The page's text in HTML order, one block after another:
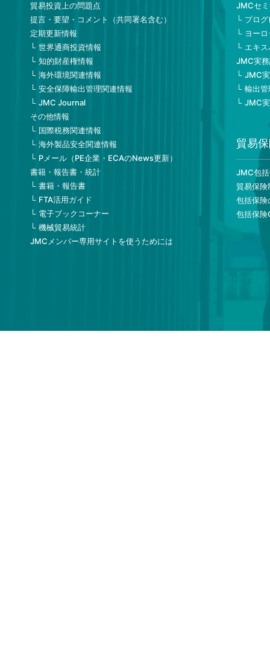
貿易投資上の問題点
提言・要望・コメント（共同署名含む）
定期更新情報
世界通商投資情報
知的財産権情報
海外環境関連情報
安全保障輸出管理関連情報
JMC Journal
その他情報
国際税務関連情報
海外製品安全関連情報
Pメール（PE企業・ECAのNews更新）
書籍・報告書・統計
書籍・報告書
FTA活用ガイド
電子ブックコーナー
機械貿易統計
JMCメンバー専用サイトを使うためには
JMCセ
プロ
ヨー
エキ
JMC実
JMC
輸出
JMC
貿易
JMC包
貿易保険
包括保険
包括保険